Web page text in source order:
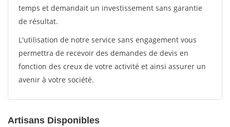
temps et demandait un investissement sans garantie
de résultat.
L'utilisation de notre service sans engagement vous
permettra de recevoir des demandes de devis en
fonction des creux de votre activité et ainsi assurer un
avenir à votre société.
Artisans Disponibles